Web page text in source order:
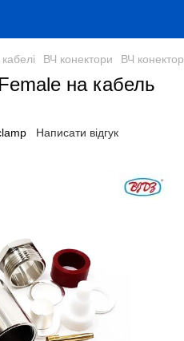
ВЧ конектори ВЧ
на кабель
Написати відгук